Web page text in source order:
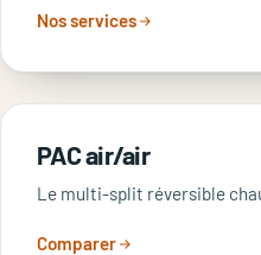
Nos services
PAC air/air
Le multi-split réversible
Comparer